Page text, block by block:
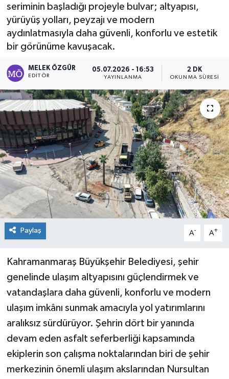
seriminin başladığı projeyle bulvar; altyapısı,
yürüyüş yolları, peyzajı ve modern
aydınlatmasıyla daha güvenli, konforlu ve estetik
bir görünüme kavuşacak.
MELEK ÖZGÜR
EDITÖR
05.07.2026 - 16:53
YAYINLANMA
2 DK
OKUNMA SÜRESI
Paylaş A- A+
Kahramanmaraş Büyükşehir Belediyesi, şehir
genelinde ulaşım altyapısını güçlendirmek ve
vatandaşlara daha güvenli, konforlu ve modern
ulaşım imkânı sunmak amacıyla yol yatırımlarını
aralıksız sürdürüyor. Şehrin dört bir yanında
devam eden asfalt seferberliği kapsamında
ekiplerin son çalışma noktalarından biri de şehir
merkezinin önemli ulaşım akslarından Nursultan
Spor
Tarih - Kültür - Sanat - Turizm
Yaşam